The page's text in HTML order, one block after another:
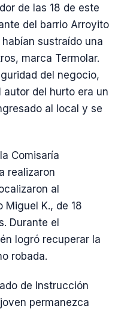
de las 18 de este
del barrio Arroyito
sustraído una
marca Termolar.
del negocio,
del hurto era un
al local y se
Comisaría
realizaron
al
K., de 18
Durante el
logró recuperar la
robada.
de Instrucción
permanezca